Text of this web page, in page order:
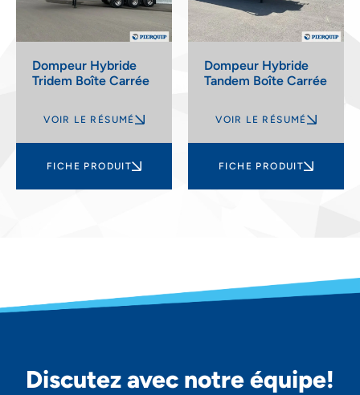
Dompeur Hybride
Tridem Boîte Carrée
VOIR LE RÉSUMÉ
FICHE PRODUIT
Dompeur Hybride
Tandem Boîte Carrée
VOIR LE RÉSUMÉ
FICHE PRODUIT
Discutez avec notre équipe!